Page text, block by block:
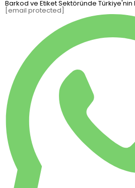
Barkod ve Etiket Sektöründe Türkiye'nin
[email protected]